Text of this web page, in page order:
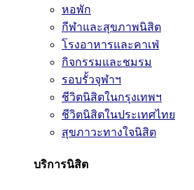
หอพัก
กีฬาและสุขภาพนิสิต
โรงอาหารและคาเฟ่
กิจกรรมและชมรม
รอบรั้วจุฬาฯ
ชีวิตนิสิตในกรุงเทพฯ
ชีวิตนิสิตในประเทศไทย
สุขภาวะทางใจนิสิต
บริการนิสิต